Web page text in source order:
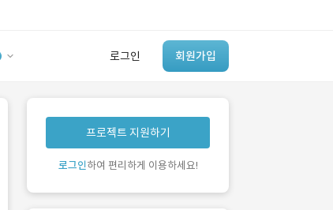
로그인 회원가입
유사사례 검색 AI
‘이런 거’ 만들어본
개발 회사 있어?
프로젝트 지원하기
로그인하여 편리하게 이용하세요!